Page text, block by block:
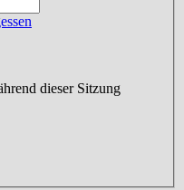
dieser Sitzung